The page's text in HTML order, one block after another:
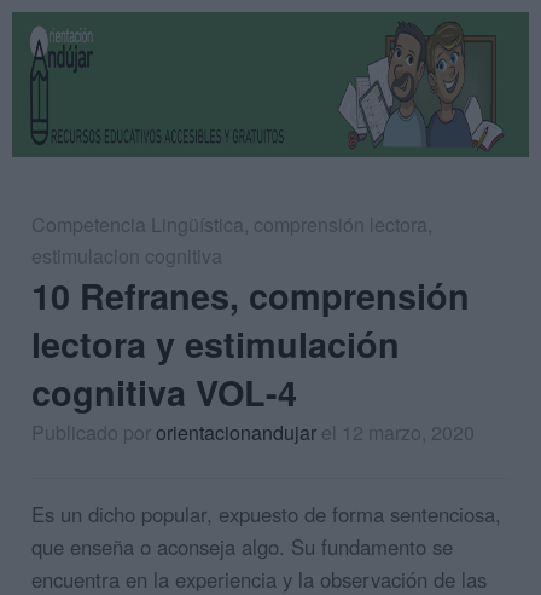
Competencia Lingüística, comprensión lectora,
estimulacion cognitiva
10 Refranes, comprensión
lectora y estimulación
cognitiva VOL-4
Publicado pororientacionandujar el 12 marzo, 2020
Es un dicho popular, expuesto de forma sentenciosa,
que enseña o aconseja algo. Su fundamento se
encuentra en la experiencia y la observación de las